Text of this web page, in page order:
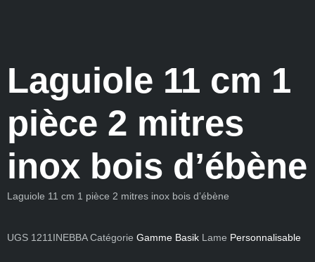
Laguiole 11 cm 1
pièce 2 mitres
inox bois d’ébène
Laguiole 11 cm 1 pièce 2 mitres inox bois d’ébène
UGS 1211INEBBACatégorie Gamme Basik Lame Personnalisable